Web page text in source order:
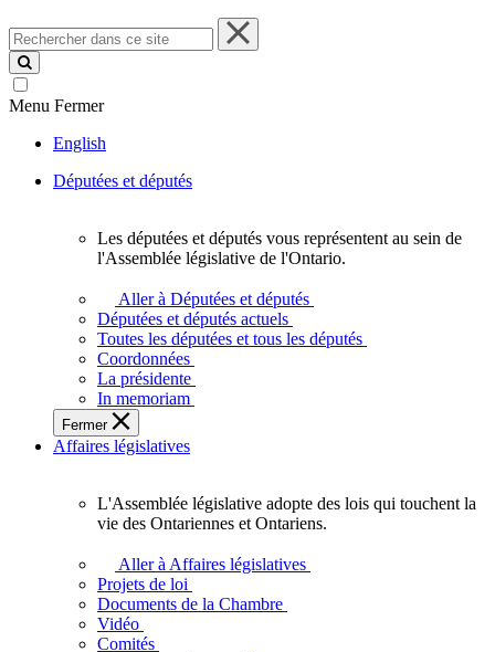
Rechercher
dans
ce
site
Menu Fermer
English
Députées et députés
députés
vous
représentent
sein
de
l'Assemblée
législative
l'Ontario.
Les députées et députés vous représentent au sein de
l'Assemblée législative de l'Ontario.
Aller à Députées et députés
Députées et députés actuels
Toutes les députées et tous les députés
Coordonnées
La présidente
In memoriam
Fermer
Affaires législatives
L'Assemblée
adopte
touchent
L'Assemblée législative adopte des lois qui touchent la
vie des Ontariennes et Ontariens.
Aller à Affaires législatives
Projets de loi
Documents de la Chambre
Vidéo
Comités